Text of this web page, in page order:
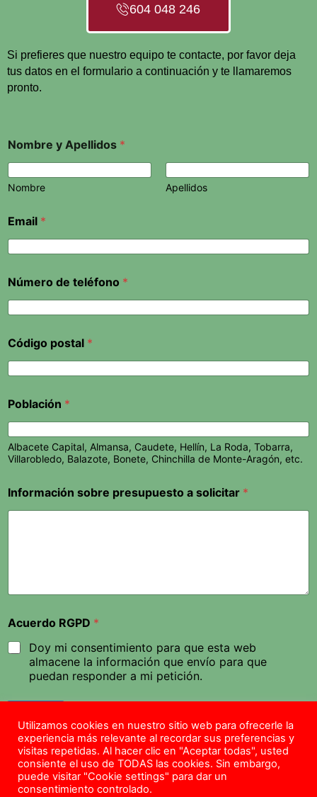
604 048 246
Si prefieres que nuestro equipo te contacte, por favor deja
tus datos en el formulario a continuación y te llamaremos
pronto.
Nombre y Apellidos *
Nombre Apellidos
Email *
Número de teléfono *
Código postal *
Población *
Albacete Capital, Almansa, Caudete, Hellín, La Roda, Tobarra,
Villarobledo, Balazote, Bonete, Chinchilla de Monte-Aragón, etc.
Información sobre presupuesto a solicitar *
Acuerdo RGPD *
Doy mi consentimiento para que esta web
almacene la información que envío para que
puedan responder a mi petición.
Copyright © 2026 – Todos los Derechos Reservados –
info@aislamientosalbacete.com – Tel.
Utilizamos cookies en nuestro sitio web para ofrecerle la
experiencia más relevante al recordar sus preferencias y
visitas repetidas. Al hacer clic en "Aceptar todas", usted
consiente el uso de TODAS las cookies. Sin embargo,
puede visitar "Cookie settings" para dar un
consentimiento controlado.